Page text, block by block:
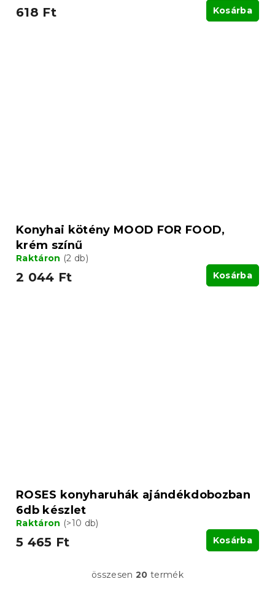
618 Ft Kosárba
Konyhai kötény MOOD FOR FOOD,
krém színű
Raktáron (2 db)
2 044 Ft Kosárba
ROSES konyharuhák ajándékdobozban
6db készlet
Raktáron (>10 db)
5 465 Ft Kosárba
L
összesen 20 termék